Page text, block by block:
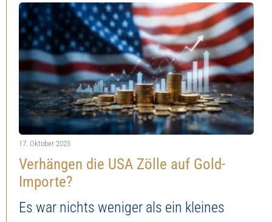
17. Oktober 2025
Verhängen die USA Zölle auf Gold-
Importe?
Es war nichts weniger als ein kleines